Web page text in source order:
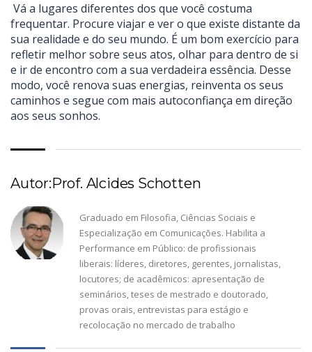
Vá a lugares diferentes dos que você costuma
frequentar. Procure viajar e ver o que existe distante da
sua realidade e do seu mundo. É um bom exercício para
refletir melhor sobre seus atos, olhar para dentro de si
e ir de encontro com a sua verdadeira essência. Desse
modo, você renova suas energias, reinventa os seus
caminhos e segue com mais autoconfiança em direção
aos seus sonhos.
Autor:Prof. Alcides Schotten
Graduado em Filosofia, Ciências Sociais e
Especialização em Comunicações. Habilita a
Performance em Público: de profissionais
liberais: líderes, diretores, gerentes, jornalistas,
locutores; de acadêmicos: apresentação de
seminários, teses de mestrado e doutorado,
provas orais, entrevistas para estágio e
recolocação no mercado de trabalho